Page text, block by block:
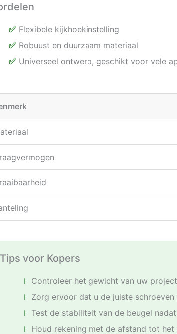
Flexibele kijkhoekinstelling
Robuust en duurzaam materiaal
Universeel ontwerp, geschikt voor vele
Tips voor Kopers
Controleer het gewicht van uw
Zorg ervoor dat u de juiste
Test de stabiliteit van de beugel
Houd rekening met de afstand tot